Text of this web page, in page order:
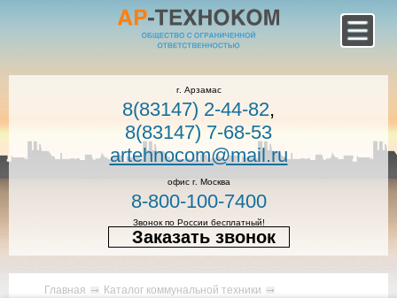
г. Арзамас
8(83147) 2-44-82,
8(83147) 7-68-53
artehnocom@mail.ru
офис г. Москва
8-800-100-7400
Звонок по России бесплатный!
Заказать звонок
Главная
Каталог коммунальной техники